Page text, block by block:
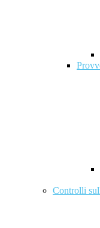
Controlli